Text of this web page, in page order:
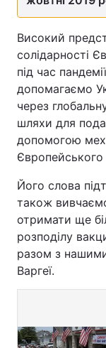
Високий
солідарності
під час
допомагаємо
через
шляхи для
допомогою
Його слова
також
отримати ще
розподілу
разом з
Варгеї.